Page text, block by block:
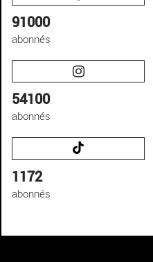
91000
abonnés
54100
abonnés
1172
abonnés